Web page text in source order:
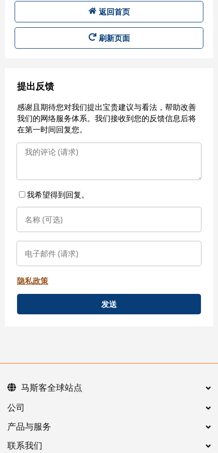
返回首页
刷新页面
提出反馈
感谢且期待您对我们提出宝贵建议与看法，帮助改善
我们的网络服务体系。我们接收到您的反馈信息后将
在第一时间回复您。
我希望得到回复。
隐私政策
发送
公司
产品与服务
联系我们
马斯客全球站点